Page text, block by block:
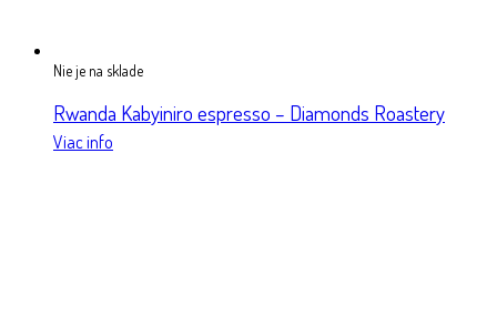
Nie je na sklade
Rwanda Kabyiniro espresso – Diamonds Roastery
Viac info